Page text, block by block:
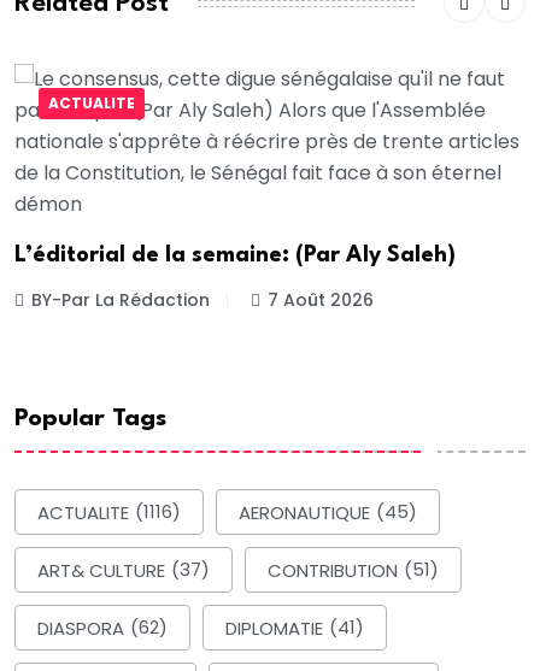
ACTUALITE
L’éditorial de la semaine: (Par Aly Saleh)
BY-Par La Rédaction 7 Août 2026
Popular Tags
ACTUALITE (1116) AERONAUTIQUE (45)
ART& CULTURE (37) CONTRIBUTION (51)
DIASPORA (62) DIPLOMATIE (41)